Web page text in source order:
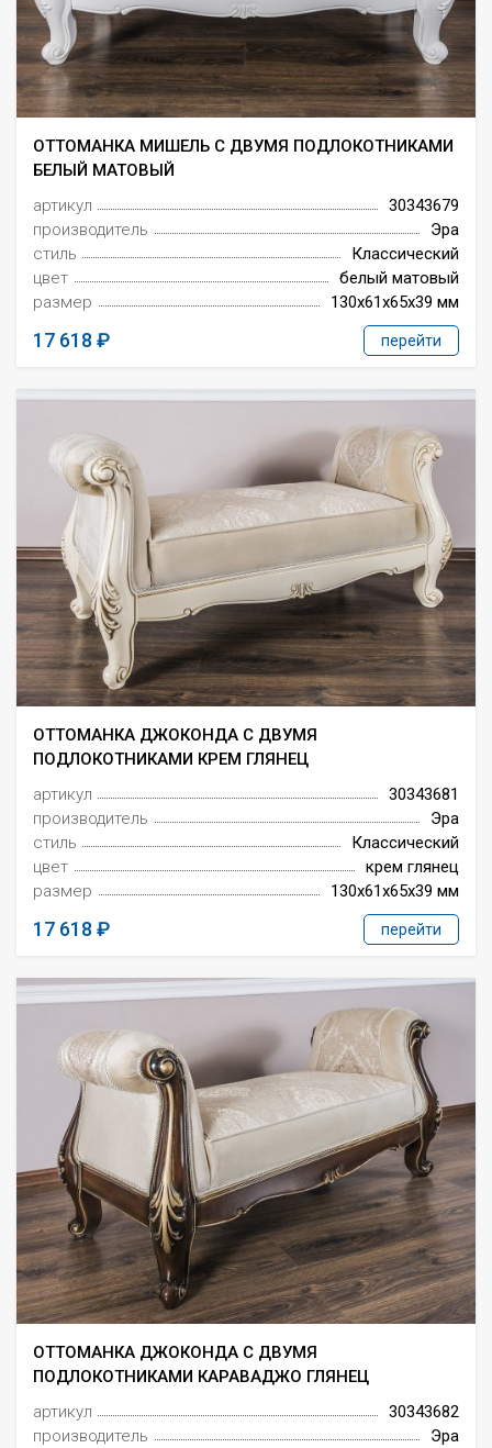
ОТТОМАНКА МИШЕЛЬ С ДВУМЯ ПОДЛОКОТНИКАМИ
БЕЛЫЙ МАТОВЫЙ
артикул
30343679
производитель
Эра
стиль
Классический
цвет
белый матовый
размер
130x61x65x39 мм
17 618 перейти
ОТТОМАНКА ДЖОКОНДА С ДВУМЯ
ПОДЛОКОТНИКАМИ КРЕМ ГЛЯНЕЦ
артикул
30343681
производитель
Эра
стиль
Классический
цвет
крем глянец
размер
130x61x65x39 мм
17 618 перейти
ОТТОМАНКА ДЖОКОНДА С ДВУМЯ
ПОДЛОКОТНИКАМИ КАРАВАДЖО ГЛЯНЕЦ
артикул
30343682
производитель
Эра